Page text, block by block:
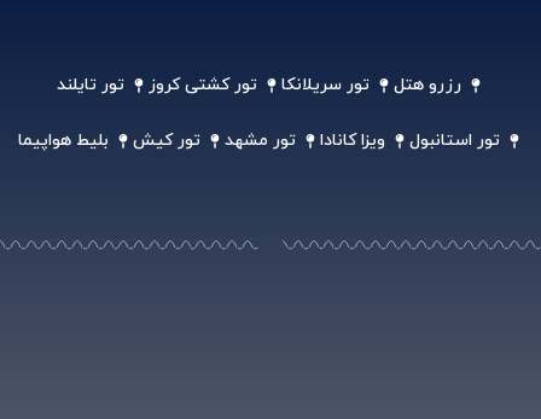
رزرو هتل تور سریلانکا تور کشتی کروز تور تایلند
تور استانبول ویزا کانادا تور مشهد تور کیش بلیط هواپیما